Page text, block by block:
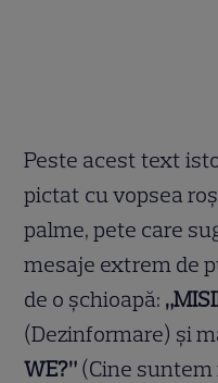
Peste acest text
pictat cu vopsea
palme, pete care
mesaje extrem de
de o șchioapă:
(Dezinformare) și
WE?” (Cine suntem